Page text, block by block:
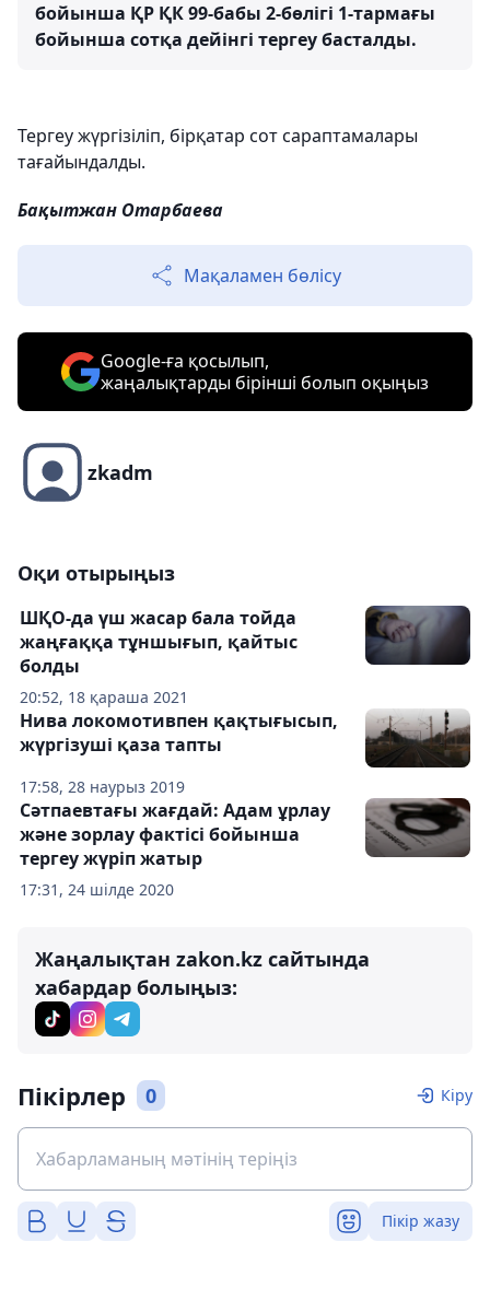
бойынша ҚР ҚК 99-бабы 2-бөлігі 1-тармағы
бойынша сотқа дейінгі тергеу басталды.
Тергеу жүргізіліп, бірқатар сот сараптамалары
тағайындалды.
Бақытжан Отарбаева
Мақаламен бөлісу
Google-ға қосылып,
жаңалықтарды бірінші болып оқыңыз
zkadm
Оқи отырыңыз
20:52, 18 қараша 2021
ШҚО-да үш жасар бала тойда
жаңғаққа тұншығып, қайтыс
болды
17:58, 28 наурыз 2019
Нива локомотивпен қақтығысып,
жүргізуші қаза тапты
17:31, 24 шілде 2020
Сәтпаевтағы жағдай: Адам ұрлау
және зорлау фактісі бойынша
тергеу жүріп жатыр
Жаңалықтан zakon.kz сайтында
хабардар болыңыз:
Пікірлер 0 Кіру
Пікір жазу